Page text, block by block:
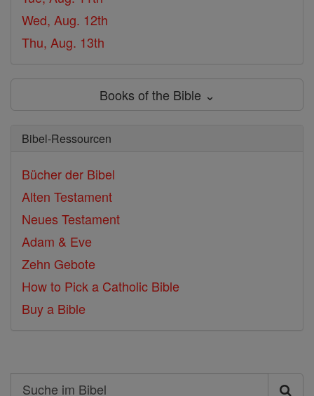
Wed, Aug. 12th
Thu, Aug. 13th
Books of the Bible ⌄
Bibel-Ressourcen
Bücher der Bibel
Alten Testament
Neues Testament
Adam & Eve
Zehn Gebote
How to Pick a Catholic Bible
Buy a Bible
Search